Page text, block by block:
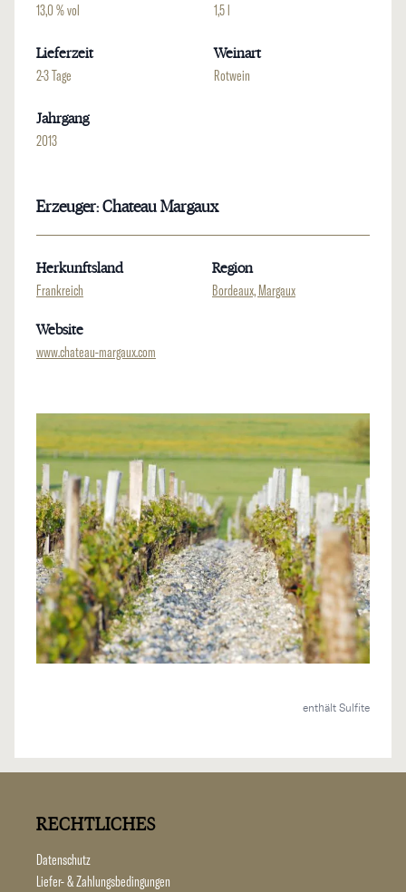
13,0 % vol 1,5 l
Lieferzeit
2-3 Tage
Weinart
Rotwein
Jahrgang
2013
Erzeuger: Chateau Margaux
Herkunftsland
Frankreich
Region
Bordeaux, Margaux
Website
www.chateau-margaux.com
enthält Sulfite
RECHTLICHES
Datenschutz
Liefer- & Zahlungsbedingungen